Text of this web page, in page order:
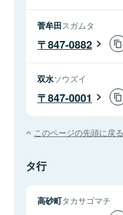
菅牟田スガムタ
847-0882
双水ソウズイ
847-0001
このページの先頭に戻る
タ行
高砂町タカサゴマチ